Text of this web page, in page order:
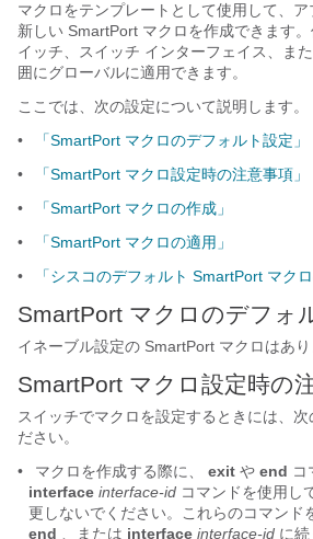
マクロをテンプレートとして使用して、
新しい SmartPort マクロを作成できます
イッチ、スイッチ インターフェイス、ま
囲にグローバルに適用できます。
ここでは、次の設定について説明します。
•
「SmartPort マクロのデフォルト設定」
•
「SmartPort マクロ設定時の注意事項」
•
「SmartPort マクロの作成」
•
「SmartPort マクロの適用」
•
「シスコのデフォルト SmartPort マクロ
SmartPort マクロのデフォ
イネーブル設定の SmartPort マクロはあり
SmartPort マクロ設定時の
スイッチでマクロを設定するときには、
ださい。
•
マクロを作成する際に、 exit や end コ
interface interface-id コマンドを使用し
更しないでください。これらのコマンド
end 、または interface interface-id に